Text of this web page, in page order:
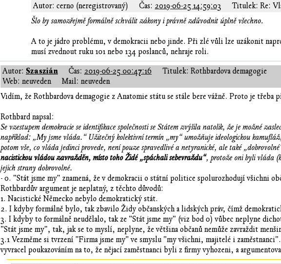
Autor: cerno (neregistrovaný) Čas: 2019-06-25 14:59:03 Titulek: Re:
Šlo by samozřejmě formálně schválit zákony i právně zdůvodnit úplně všechno.
A to je jádro problému, v demokracii nebo jinde. Při zlé vůli lze uzákonit
musí zvednout ruku 101 nebo 134 poslanců, nehraje roli.
Autor: Szaszián Čas: 2019-06-25 00:47:16
Titulek: Rothbardova demagogie
Web: neuveden
Mail: neuveden
Vidím, že Rothbardova demagogie z Anatomie státu se stále bere vážně. Proto je třeba
Rothbard napsal:
Se vzestupem demokracie se identifikace společnosti se Státem zvýšila natolik, že je možné
například: „My jsme vláda.“ Užitečný kolektivní termín „my“ umožňuje ideologickou
potom vše, co vláda jedinci provede, není pouze spravedlivé a netyranické, ale také
nacistickou vládou zavražděn, místo toho Židé „spáchali sebevraždu“, protože oni byli vláda
jejich strany dobrovolné.
- 0. "Stát jsme my" znamená, že v demokracii o státní politice spolurozhodují všichni
Rothbardův argument je neplatný, z těchto důvodů:
1. Nacistické Německo nebylo demokratický stát.
2. I kdyby formálně bylo, tak zbavilo Židy občanských a lidských práv, čímž
3. I kdyby to formálně neudělalo, tak ze "Stát jsme my" (viz bod 0) vůbec neplyne
"Stát jsme my", tak, jak se to myslí, neplyne, že většina občanů nemůže zavraždit
3.1 Vezměme si tvrzení "Firma jsme my" ve smyslu "my všichni, majitelé i
vyvracel poukazováním na to, že nějací zaměstnanci byli z firmy vyhozeni, a